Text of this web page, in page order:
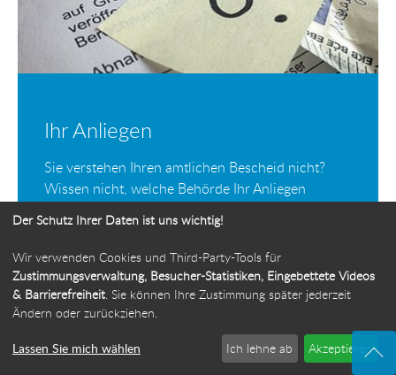
Ihr Anliegen
Sie verstehen Ihren amtlichen Bescheid nicht?
Wissen nicht, welche Behörde Ihr Anliegen
eine amtliche Information oder Auskunft und
wissen aber nicht, an wen Sie sich wenden
können?
Wir prüfen Ihr Anliegen, schauen genau hin,
beraten und unterstützen Sie kostenlos in
Verwaltungsangelegenheiten.
Der Schutz Ihrer Daten ist uns wichtig!
Wir verwenden Cookies und Third-Party-Tools für
Zustimmungsverwaltung, Besucher-Statistiken, Eingebettete Videos
& Barrierefreiheit. Sie können Ihre Zustimmung später jederzeit
Ändern oder zurückziehen.
Lassen Sie mich wählen Ich lehne ab Akzeptieren